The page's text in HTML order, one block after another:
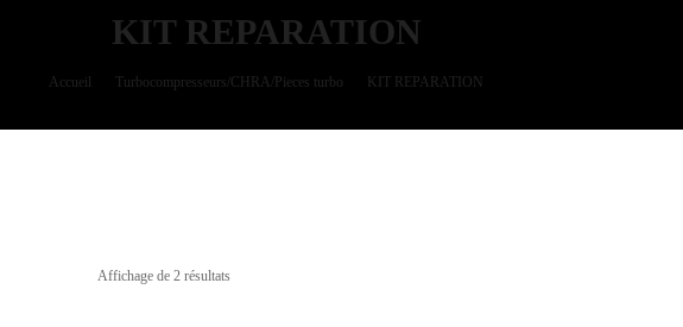
KIT REPARATION
Accueil Turbocompresseurs/CHRA/Pieces turbo KIT REPARATION
Affichage de 2 résultats